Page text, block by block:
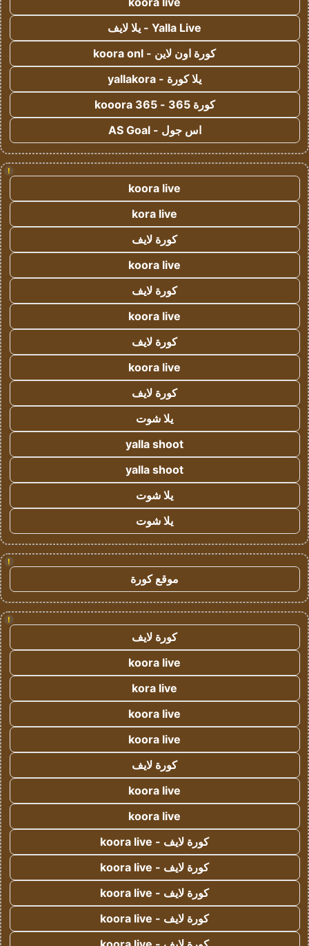
Yalla Live - يلا لايف
كورة اون لاين - koora onl
يلا كورة - yallakora
كورة 365 - kooora 365
اس جول - AS Goal
!
koora live
kora live
كورة لايف
koora live
كورة لايف
koora live
كورة لايف
koora live
كورة لايف
يلا شوت
yalla shoot
yalla shoot
يلا شوت
يلا شوت
!
موقع كورة
!
كورة لايف
koora live
kora live
koora live
koora live
كورة لايف
koora live
koora live
كورة لايف - koora live
كورة لايف - koora live
كورة لايف - koora live
كورة لايف - koora live